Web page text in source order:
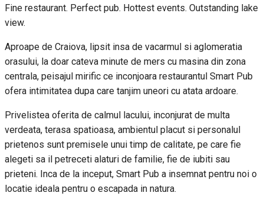
Fine restaurant. Perfect pub. Hottest events. Outstanding lake
view.
Aproape de Craiova, lipsit insa de vacarmul si aglomeratia
orasului, la doar cateva minute de mers cu masina din zona
centrala, peisajul mirific ce inconjoara restaurantul Smart Pub
ofera intimitatea dupa care tanjim uneori cu atata ardoare.
Privelistea oferita de calmul lacului, inconjurat de multa
verdeata, terasa spatioasa, ambientul placut si personalul
prietenos sunt premisele unui timp de calitate, pe care fie
alegeti sa il petreceti alaturi de familie, fie de iubiti sau
prieteni. Inca de la inceput, Smart Pub a insemnat pentru noi o
locatie ideala pentru o escapada in natura.